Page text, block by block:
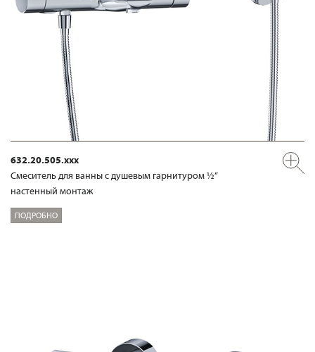
632.20.505.xxx
Смеситель для ванны с душевым гарнитуром ½“
настенный монтаж
ПОДРОБНО